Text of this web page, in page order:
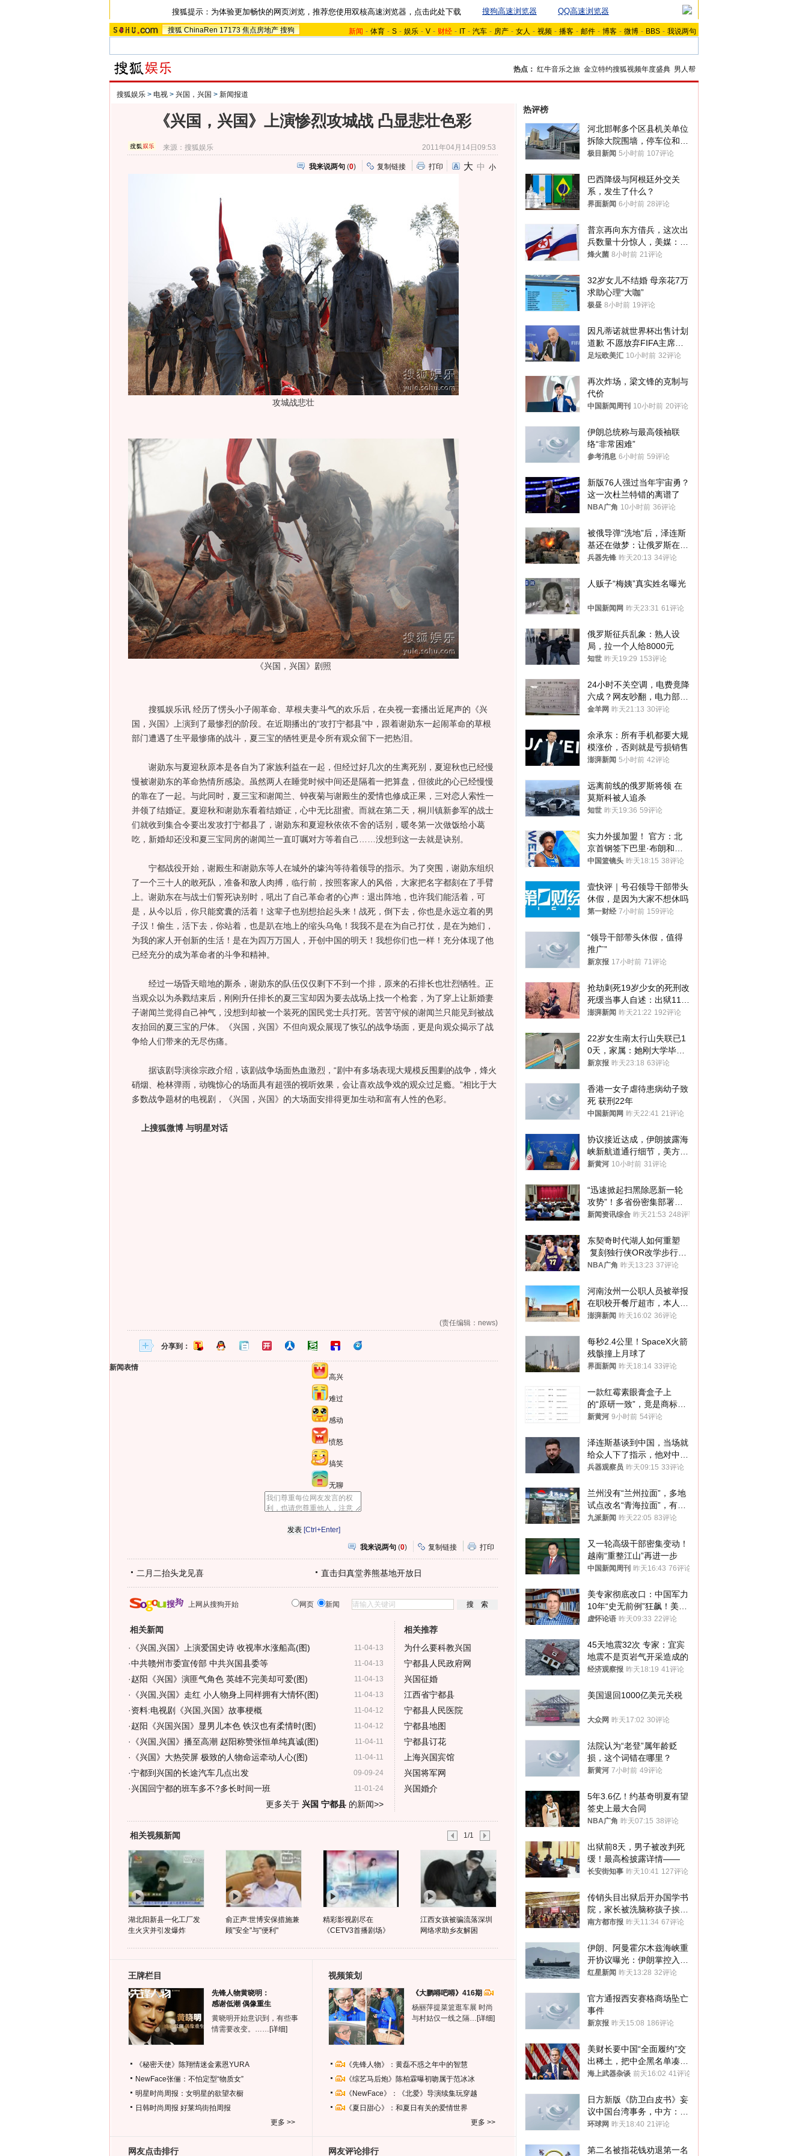
搜狐提示：为体验更加畅快的网页浏览，推荐您使用双核高速浏览器，点击此处下载 搜狗高速浏览器 QQ高速浏览器
搜狐 ChinaRen 17173 焦点房地产 搜狗 新闻 - 体育 - S - 娱乐 - V - 财经 - IT - 汽车 - 房产 - 女人 - 视频 - 播客 - 邮件 - 博客 - 微博 - BBS - 我说两句
热点： 红牛音乐之旅 金立特约搜狐视频年度盛典 男人帮
搜狐娱乐 > 电视 > 兴国，兴国 > 新闻报道
《兴国，兴国》上演惨烈攻城战 凸显悲壮色彩
来源：搜狐娱乐 2011年04月14日09:53
我来说两句 (0) 复制链接 打印 大 中 小
攻城战悲壮
《兴国，兴国》剧照
搜狐娱乐讯 经历了愣头小子闹革命、草根夫妻斗气的欢乐后，在央视一套播出近尾声的《兴
国，兴国》上演到了最惨烈的阶段。在近期播出的“攻打宁都县”中，跟着谢勋东一起闹革命的草根
部门遭遇了生平最惨痛的战斗，夏三宝的牺牲更是令所有观众留下一把热泪。
谢勋东与夏迎秋原本是各自为了家族利益在一起，但经过好几次的生离死别，夏迎秋也已经慢
慢被谢勋东的革命热情所感染。虽然两人在睡觉时候中间还是隔着一把算盘，但彼此的心已经慢慢
的靠在了一起。与此同时，夏三宝和谢闻兰、钟夜菊与谢殿生的爱情也修成正果，三对恋人索性一
并领了结婚证。夏迎秋和谢勋东看着结婚证，心中无比甜蜜。而就在第二天，桐川镇新参军的战士
们就收到集合令要出发攻打宁都县了，谢勋东和夏迎秋依依不舍的话别，暖冬第一次做饭给小葛
吃，新婚却还没和夏三宝同房的谢闻兰一直叮嘱对方等着自己……没想到这一去就是诀别。
宁都战役开始，谢殿生和谢勋东等人在城外的壕沟等待着领导的指示。为了突围，谢勋东组织
了一个三十人的敢死队，准备和敌人肉搏，临行前，按照客家人的风俗，大家把名字都刻在了手臂
上。谢勋东在与战士们誓死诀别时，吼出了自己革命者的心声：退出阵地，也许我们能活着，可
是，从今以后，你只能窝囊的活着！这辈子也别想抬起头来！战死，倒下去，你也是永远立着的男
子汉！偷生，活下去，你站着，也是趴在地上的缩头乌龟！我我不是在为自己打仗，是在为她们，
为我的家人开创新的生活！是在为四万万国人，开创中国的明天！我想你们也一样！充分体现了他
已经充分的成为革命者的斗争和精神。
经过一场昏天暗地的厮杀，谢勋东的队伍仅仅剩下不到一个排，原来的石排长也壮烈牺牲。正
当观众以为杀戮结束后，刚刚升任排长的夏三宝却因为要去战场上找一个枪套，为了穿上让新婚妻
子谢闻兰觉得自己神气，没想到却被一个装死的国民党士兵打死。苦苦守候的谢闻兰只能见到被战
友抬回的夏三宝的尸体。《兴国，兴国》不但向观众展现了恢弘的战争场面，更是向观众揭示了战
争给人们带来的无尽伤痛。
据该剧导演徐宗政介绍，该剧战争场面热血激烈，“剧中有多场表现大规模反围剿的战争，烽火
硝烟、枪林弹雨，动魄惊心的场面具有超强的视听效果，会让喜欢战争戏的观众过足瘾。”相比于大
多数战争题材的电视剧，《兴国，兴国》的大场面安排得更加生动和富有人性的色彩。
上搜狐微博 与明星对话
(责任编辑：news)
分享到：
新闻表情
高兴
难过
感动
愤怒
搞笑
无聊
[Ctrl+Enter]
我来说两句 (0) 复制链接 打印
二月二抬头龙见喜 直击归真堂养熊基地开放日
上网从搜狗开始 网页 新闻
相关新闻
11-04-13
· 《兴国,兴国》上演爱国史诗 收视率水涨船高(图)
11-04-13
·中共赣州市委宣传部 中共兴国县委等
11-04-13
·赵阳《兴国》演匪气角色 英雄不完美却可爱(图)
11-04-13
· 《兴国,兴国》走红 小人物身上同样拥有大情怀(图)
11-04-12
·资料:电视剧《兴国,兴国》故事梗概
11-04-12
·赵阳《兴国兴国》显男儿本色 铁汉也有柔情时(图)
11-04-11
· 《兴国,兴国》播至高潮 赵阳称赞张恒单纯真诚(图)
11-04-11
· 《兴国》大热荧屏 极致的人物命运牵动人心(图)
09-09-24
·宁都到兴国的长途汽车几点出发
11-01-24
·兴国回宁都的班车多不?多长时间一班
更多关于 兴国 宁都县的新闻>>
相关推荐
为什么要科教兴国
宁都县人民政府网
兴国征婚
江西省宁都县
宁都县人民医院
宁都县地图
宁都县订花
上海兴国宾馆
兴国将军网
兴国婚介
相关视频新闻 1/1
湖北阳新县一化工厂发
生火灾并引发爆炸
俞正声:世博安保措施兼
顾"安全"与"便利"
精彩影视剧尽在
《CETV3首播剧场》
江西女孩被骗流落深圳
网络求助乡友解困
王牌栏目
先锋人物黄晓明：
感谢低潮 偶像重生
黄晓明开始意识到，有些事
情需要改变。…… [详细]
《秘密天使》陈翔情迷金素恩YURA
NewFace张俪：不怕定型“物质女”
明星时尚周报：女明星的欲望衣橱
日韩时尚周报 好莱坞街拍周报
更多 >>
视频策划
《大鹏嘚吧嘚》416期
杨丽萍提菜篮逛车展 时尚
与村姑仅一线之隔… [详细]
《先锋人物》：黄磊不惑之年中的智慧
《综艺马后炮》陈柏霖曝初吻属于范冰冰
《NewFace》：《北爱》导演续集玩穿越
《夏日甜心》：和夏日有关的爱情世界
更多 >>
网友点击排行 网友评论排行
热评榜
河北邯郸多个区县机关单位
拆除大院围墙，停车位和厕
所免费开放，当地多部门回
极目新闻 5小时前 107评论
巴西降级与阿根廷外交关
系，发生了什么？
界面新闻 6小时前 28评论
普京再向东方借兵，这次出
兵数量十分惊人，美媒：俄
朝要动真格？
烽火菌 8小时前 21评论
32岁女儿不结婚 母亲花7万
求助心理“大咖”
极昼 8小时前 19评论
因凡蒂诺就世界杯出售计划
道歉 不愿放弃FIFA主席职
位
足坛欧美汇 10小时前 32评论
再次炸场，梁文锋的克制与
代价
中国新闻周刊 10小时前 20评论
伊朗总统称与最高领袖联
络“非常困难”
参考消息 6小时前 59评论
新版76人强过当年宇宙勇？
这一次杜兰特错的离谱了
NBA广角 10小时前 36评论
被俄导弹“洗地”后，泽连斯
基还在做梦：让俄罗斯在冬
季前求和？
兵器先锋 昨天20:13 34评论
人贩子“梅姨”真实姓名曝光
中国新闻网 昨天23:31 61评论
俄罗斯征兵乱象：熟人设
局，拉一个人给8000元
知世 昨天19:29 153评论
24小时不关空调，电费竟降
六成？网友吵翻，电力部门
回应→
金羊网 昨天21:13 30评论
余承东：所有手机都要大规
模涨价，否则就是亏损销售
澎湃新闻 5小时前 42评论
远离前线的俄罗斯将领 在
莫斯科被人追杀
知世 昨天19:36 59评论
实力外援加盟！ 官方：北
京首钢签下巴里·布朗和桑
普森
中国篮镜头 昨天18:15 38评论
壹快评｜号召领导干部带头
休假，是因为大家不想休吗
第一财经 7小时前 159评论
“领导干部带头休假，值得
推广”
新京报 17小时前 71评论
抢劫刺死19岁少女的死刑改
死缓当事人自述：出狱11年
间始终刻意躲避被害人家属
澎湃新闻 昨天21:22 192评论
22岁女生南太行山失联已1
0天，家属：她刚大学毕业
想到山里旅行
新京报 昨天23:18 63评论
香港一女子虐待患病幼子致
死 获刑22年
中国新闻网 昨天22:41 21评论
协议接近达成，伊朗披露海
峡新航道通行细节，美方再
提“倒计时”
新黄河 10小时前 31评论
“迅速掀起扫黑除恶新一轮
攻势”！多省份密集部署，
公布举报方式
新闻资讯综合 昨天21:53 248评论
东契奇时代湖人如何重塑
复刻独行侠OR改学步行
者？
NBA广角 昨天13:23 37评论
河南汝州一公职人员被举报
在职校开餐厅超市，本人回
应称“是给别人帮忙”
澎湃新闻 昨天16:02 36评论
每秒2.4公里！SpaceX火箭
残骸撞上月球了
界面新闻 昨天18:14 33评论
一款红霉素眼膏盒子上
的“原研一致”，竟是商标！
律师：极易误导消费者；网
新黄河 9小时前 54评论
泽连斯基谈到中国，当场就
给众人下了指示，他对中国
和中乌关系，显然又有了新
兵器观察员 昨天09:15 33评论
兰州没有“兰州拉面”，多地
试点改名“青海拉面”，有商
家改名已两年
九派新闻 昨天22:05 83评论
又一轮高级干部密集变动！
越南“重整江山”再进一步
中国新闻周刊 昨天16:43 76评论
美专家彻底改口：中国军力
10年“史无前例”狂飙！美军
真慌了
虚怀论语 昨天09:33 22评论
45天地震32次 专家：宜宾
地震不是页岩气开采造成的
经济观察报 昨天18:19 41评论
美国退回1000亿美元关税
大众网 昨天17:02 30评论
法院认为“老登”属年龄贬
损，这个词错在哪里？
新黄河 7小时前 49评论
5年3.6亿！约基奇明夏有望
签史上最大合同
NBA广角 昨天07:15 38评论
出狱前8天，男子被改判死
缓！最高检披露详情——
长安街知事 昨天10:41 127评论
传销头目出狱后开办国学书
院，家长被洗脑称孩子挨打
才有效果
南方都市报 昨天11:34 67评论
伊朗、阿曼霍尔木兹海峡重
开协议曝光：伊朗掌控入湾
航道，与阿曼平分“服务费”
红星新闻 昨天13:28 32评论
官方通报西安赛格商场坠亡
事件
新京报 昨天15:08 186评论
美财长要中国“全面履约”交
出稀土，把中企黑名单凑到
187家，中方做最坏打算
海上武器杂谈 前天16:02 41评论
日方新版《防卫白皮书》妄
议中国台湾事务，中方：强
烈不满、坚决反对，已向日
环球网 昨天18:40 21评论
第二名被指花钱劝退第一名